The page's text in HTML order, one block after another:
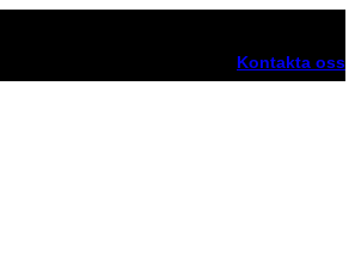
Kontakta oss